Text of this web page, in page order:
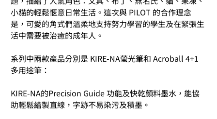
小貓的輕鬆愜意日常生活。這次與 PILOT 的合作理念
是，可愛的角式們溫柔地支持努力學習的學生及在緊張生
活中需要被治癒的成年人。
系列中兩款產品分別是 KIRE-NA螢光筆和 Acroball 4+1
多用途筆：
KIRE-NA的Precision Guide 功能及快乾顏料墨水，能協
助輕鬆繪製直線，字跡不易染污及積墨。